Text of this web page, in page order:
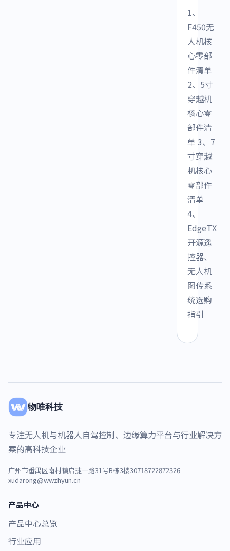
1、
F450无
人机核
心零部
件清单
2、5寸
穿越机
核心零
部件清
单 3、7
寸穿越
机核心
零部件
清单
4、
EdgeTX
开源遥
控器、
无人机
图传系
统选购
指引
物唯科技
专注无人机与机器人自驾控制、边缘算力平台与行业解决方
案的高科技企业
广州市番禺区南村镇启捷一路31号B栋3楼30718722872326
xudarong@wwzhyun.cn
产品中心
产品中心总览
行业应用